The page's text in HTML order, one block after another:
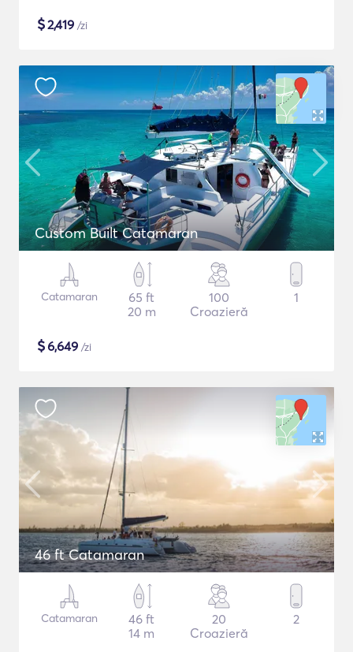
$2,419 /zi
Custom Built Catamaran
Catamaran
65 ft
20 m
100
Croazieră
1
$6,649 /zi
46 ft Catamaran
Catamaran
46 ft
14 m
20
Croazieră
2